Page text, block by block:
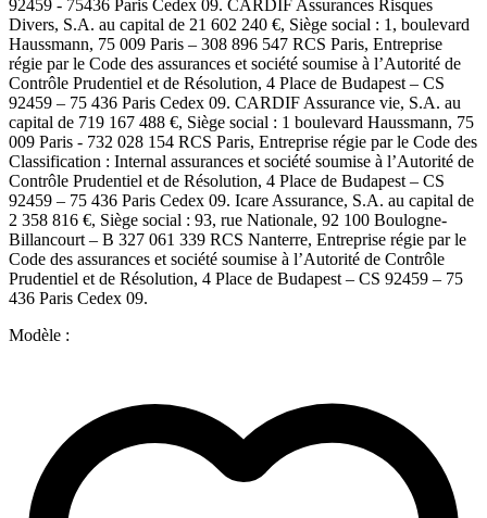
92459 - 75436 Paris Cedex 09. CARDIF Assurances Risques
Divers, S.A. au capital de 21 602 240 €, Siège social : 1, boulevard
Haussmann, 75 009 Paris – 308 896 547 RCS Paris, Entreprise
régie par le Code des assurances et société soumise à l’Autorité de
Contrôle Prudentiel et de Résolution, 4 Place de Budapest – CS
92459 – 75 436 Paris Cedex 09. CARDIF Assurance vie, S.A. au
capital de 719 167 488 €, Siège social : 1 boulevard Haussmann, 75
009 Paris - 732 028 154 RCS Paris, Entreprise régie par le Code des
Classification : Internal assurances et société soumise à l’Autorité de
Contrôle Prudentiel et de Résolution, 4 Place de Budapest – CS
92459 – 75 436 Paris Cedex 09. Icare Assurance, S.A. au capital de
2 358 816 €, Siège social : 93, rue Nationale, 92 100 Boulogne-
Billancourt – B 327 061 339 RCS Nanterre, Entreprise régie par le
Code des assurances et société soumise à l’Autorité de Contrôle
Prudentiel et de Résolution, 4 Place de Budapest – CS 92459 – 75
436 Paris Cedex 09.
Modèle :